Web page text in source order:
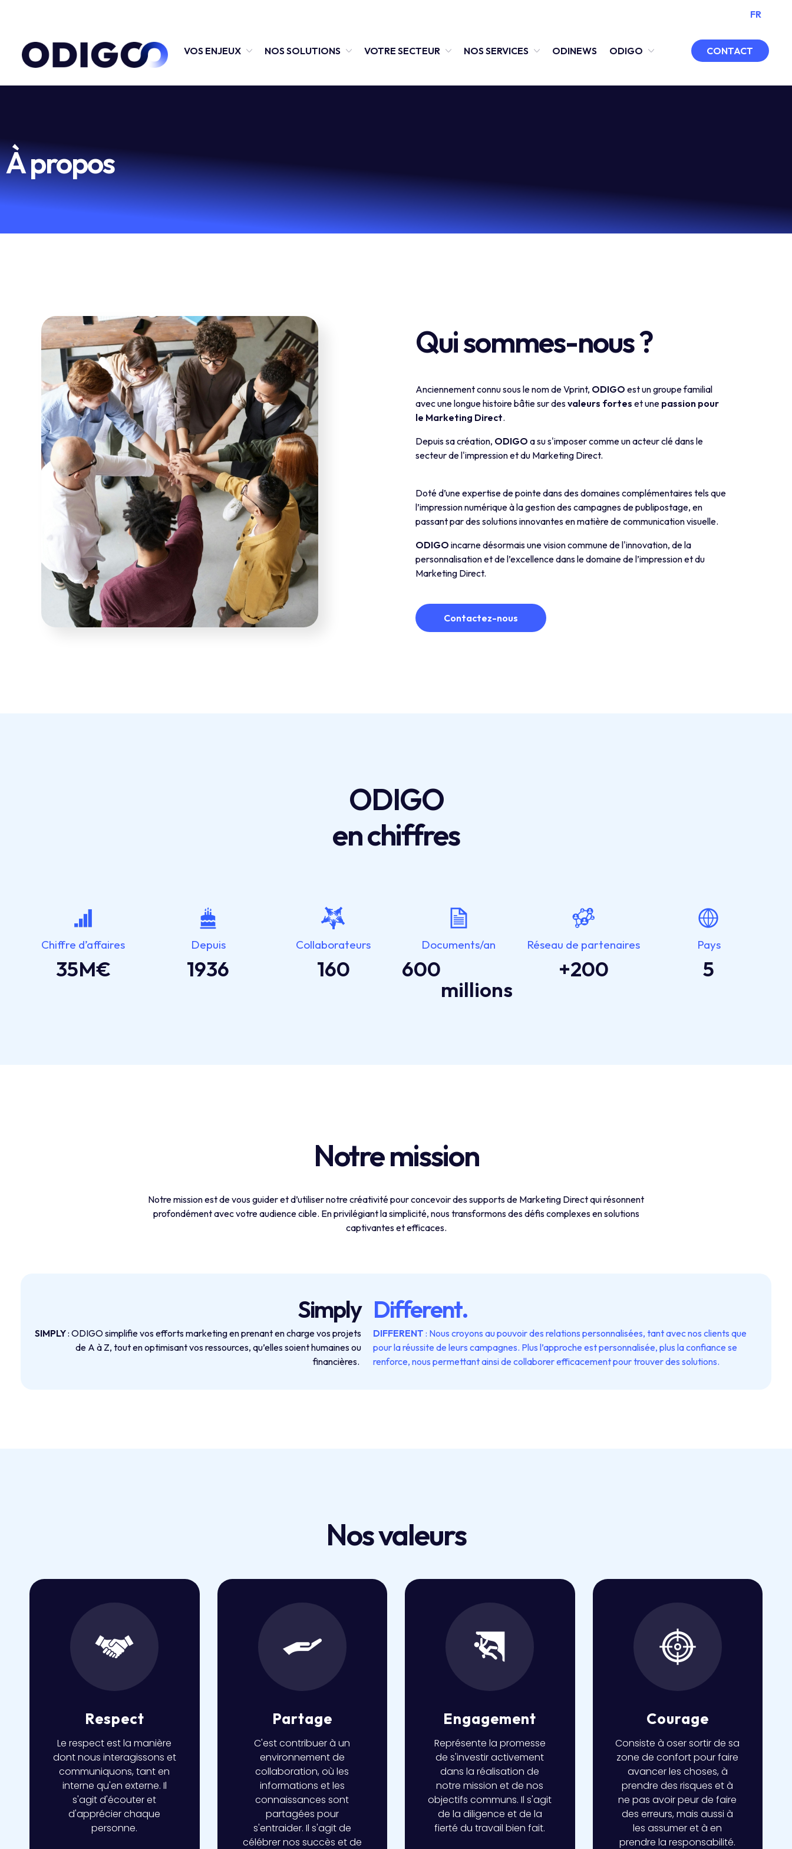
FR
VOS ENJEUX NOS SOLUTIONS VOTRE SECTEUR NOS SERVICES ODINEWS ODIGO CONTACT
À propos
Qui sommes-nous ?
Anciennement connu sous le nom de Vprint, ODIGO est un groupe familial
avec une longue histoire bâtie sur desvaleurs fortes et une passion pour
le Marketing Direct.
Depuis sa création, ODIGO a su s'imposer comme un acteur clé dans le
secteur de l'impression et du Marketing Direct.
Doté d’une expertise de pointe dans des domaines complémentaires tels que
l’impression numérique à la gestion des campagnes de publipostage, en
passant par des solutions innovantes en matière de communication visuelle.
ODIGO incarne désormais une vision commune de l'innovation, de la
personnalisation et de l’excellence dans le domaine de l’impression et du
Marketing Direct.
Contactez-nous
ODIGO
en chiffres
Chiffre d’affaires
35M€
Depuis
1936
Collaborateurs
160
Documents/an
600
millions
Réseau de partenaires
+200
Pays
5
Notre mission
Notre mission est de vous guider et d’utiliser notre créativité pour concevoir des supports de Marketing Direct qui résonnent
profondément avec votre audience cible. En privilégiant la simplicité, nous transformons des défis complexes en solutions
captivantes et efficaces.
Simply Different.
SIMPLY: ODIGO simplifie vos efforts marketing en prenant en charge vos projets
de A à Z, tout en optimisant vos ressources, qu’elles soient humaines ou
financières.
DIFFERENT : Nous croyons au pouvoir des relations personnalisées, tant avec nos clients que
pour la réussite de leurs campagnes. Plus l’approche est personnalisée, plus la confiance se
renforce, nous permettant ainsi de collaborer efficacement pour trouver des solutions.
Nos valeurs
Respect
Le respect est la manière
dont nous interagissons et
communiquons, tant en
interne qu'en externe. Il
s'agit d'écouter et
d'apprécier chaque
personne.
Partage
C'est contribuer à un
environnement de
collaboration, où les
informations et les
connaissances sont
partagées pour
s'entraider. Il s'agit de
célébrer nos succès et de
Engagement
Représente la promesse
de s'investir activement
dans la réalisation de
notre mission et de nos
objectifs communs. Il s'agit
de la diligence et de la
fierté du travail bien fait.
Courage
Consiste à oser sortir de sa
zone de confort pour faire
avancer les choses, à
prendre des risques et à
ne pas avoir peur de faire
des erreurs, mais aussi à
les assumer et à en
prendre la responsabilité.